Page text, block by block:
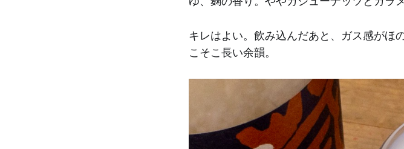
キレはよい。飲み込んだあと、ガス感がほ
こそこ長い余韻。